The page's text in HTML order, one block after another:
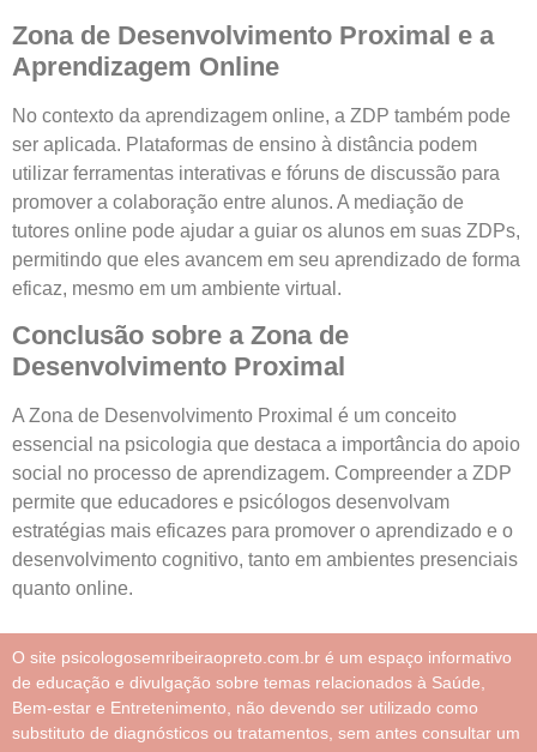
Zona de Desenvolvimento Proximal e a
Aprendizagem Online
No contexto da aprendizagem online, a ZDP também pode
ser aplicada. Plataformas de ensino à distância podem
utilizar ferramentas interativas e fóruns de discussão para
promover a colaboração entre alunos. A mediação de
tutores online pode ajudar a guiar os alunos em suas ZDPs,
permitindo que eles avancem em seu aprendizado de forma
eficaz, mesmo em um ambiente virtual.
Conclusão sobre a Zona de
Desenvolvimento Proximal
A Zona de Desenvolvimento Proximal é um conceito
essencial na psicologia que destaca a importância do apoio
social no processo de aprendizagem. Compreender a ZDP
permite que educadores e psicólogos desenvolvam
estratégias mais eficazes para promover o aprendizado e o
desenvolvimento cognitivo, tanto em ambientes presenciais
quanto online.
O site psicologosemribeiraopreto.com.br é um espaço informativo
de educação e divulgação sobre temas relacionados à Saúde,
Bem-estar e Entretenimento, não devendo ser utilizado como
substituto de diagnósticos ou tratamentos, sem antes consultar um